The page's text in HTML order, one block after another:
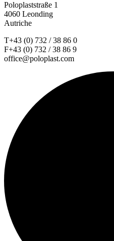
Poloplaststraße 1
4060 Leonding
Autriche
T+43 (0) 732 / 38 86 0
F+43 (0) 732 / 38 86 9
office@poloplast.com